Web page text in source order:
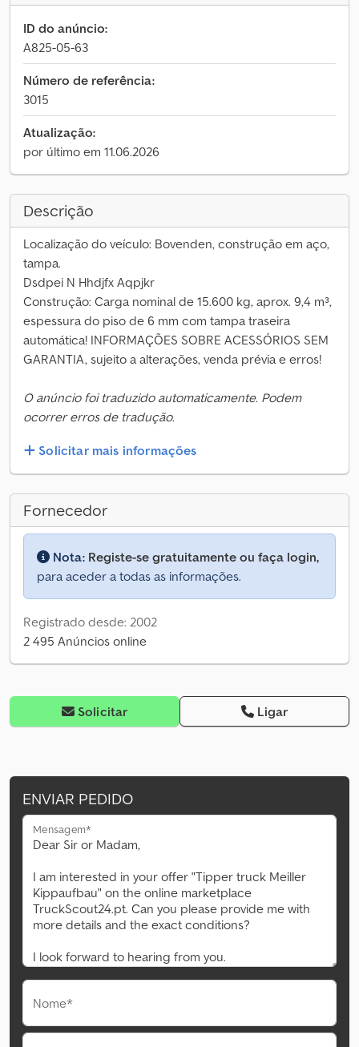
ID do anúncio:
A825-05-63
Número de referência:
3015
Atualização:
por último em 11.06.2026
Descrição
Localização do veículo: Bovenden, construção em aço,
tampa.
Dsdpei N Hhdjfx Aqpjkr
Construção: Carga nominal de 15.600 kg, aprox. 9,4 m³,
espessura do piso de 6 mm com tampa traseira
automática! INFORMAÇÕES SOBRE ACESSÓRIOS SEM
GARANTIA, sujeito a alterações, venda prévia e erros!
O anúncio foi traduzido automaticamente. Podem
ocorrer erros de tradução.
Solicitar mais informações
Fornecedor
Nota: Registe-se gratuitamente ou faça login,
para aceder a todas as informações.
Registrado desde: 2002
2 495 Anúncios online
Solicitar Ligar
ENVIAR PEDIDO
Mensagem*
Nome*